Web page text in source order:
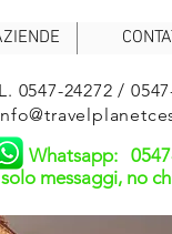
0547-24272 /
Whatsapp:
solo messaggi, no